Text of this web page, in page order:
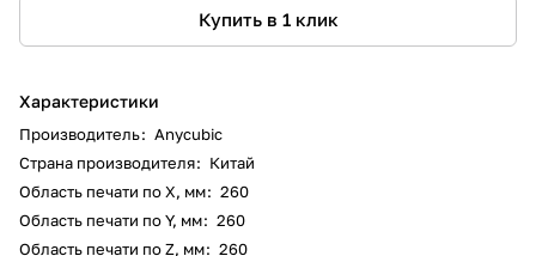
Купить в 1 клик
Характеристики
Производитель: Anycubic
Страна производителя: Китай
Область печати по X, мм: 260
Область печати по Y, мм: 260
Область печати по Z, мм: 260